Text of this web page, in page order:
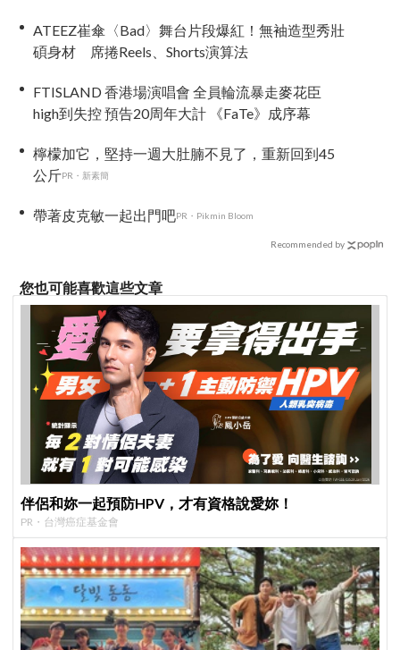
ATEEZ崔傘〈Bad〉舞台片段爆紅！無袖造型秀壯
碩身材 席捲Reels、Shorts演算法
FTISLAND 香港場演唱會 全員輪流暴走麥花臣
high到失控 預告20周年大計 《FaTe》成序幕
檸檬加它，堅持一週大肚腩不見了，重新回到45
公斤PR・新素簡
帶著皮克敏一起出門吧PR・Pikmin Bloom
Recommended by
您也可能喜歡這些文章
伴侶和妳一起預防HPV，才有資格說愛妳！
PR・台灣癌症基金會